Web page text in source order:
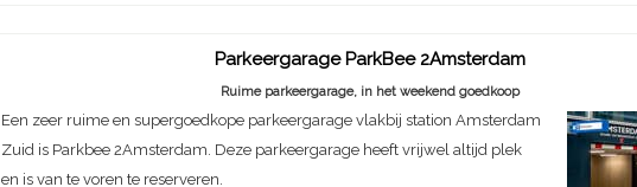
Parkeergarage ParkBee 2Amsterdam
Ruime parkeergarage, in het weekend goedkoop
Een zeer ruime en supergoedkope parkeergarage vlakbij station Amsterdam
Zuid is Parkbee 2Amsterdam. Deze parkeergarage heeft vrijwel altijd plek
en is van te voren te reserveren.